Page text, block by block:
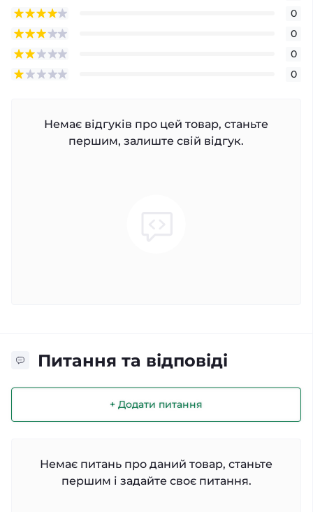
0
0
0
0
Немає відгуків про цей товар, станьте
першим, залиште свій відгук.
Питання та відповіді
+ Додати питання
Немає питань про даний товар, станьте
першим і задайте своє питання.